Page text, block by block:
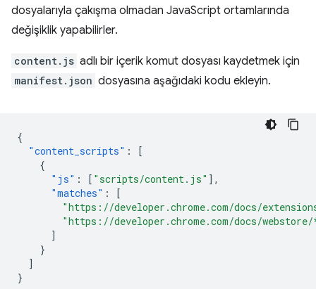
dosyalarıyla çakışma olmadan JavaScript ortamlarında
değişiklik yapabilirler.
content.js adlı bir içerik komut dosyası kaydetmek için
manifest.json dosyasına aşağıdaki kodu ekleyin.
{
"content_scripts" :
[
{
"js" : [ "scripts/content.js" ],
"matches" :
[
"https://developer.chrome.com/docs/
"https://developer.chrome.com/docs/
]
}
]
}